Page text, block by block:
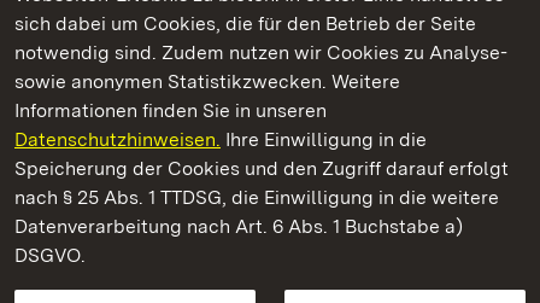
sich dabei um Cookies, die für den Betrieb der Seite
notwendig sind. Zudem nutzen wir Cookies zu Analyse-
sowie anonymen Statistikzwecken. Weitere
Informationen finden Sie in unseren
Datenschutzhinweisen. Ihre Einwilligung in die
Speicherung der Cookies und den Zugriff darauf erfolgt
nach § 25 Abs. 1 TTDSG, die Einwilligung in die weitere
Datenverarbeitung nach Art. 6 Abs. 1 Buchstabe a)
DSGVO.
Schloss und Schlossgarten Schwetzingen
Staatliche Schlösser und Gärten Baden-Württemberg
Kontakt
GebärdenspracheLeichte Sprache